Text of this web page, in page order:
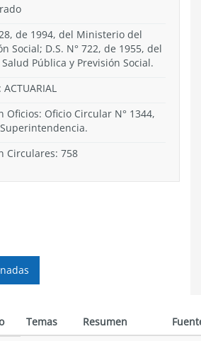
de 1994, del Ministerio del
Social; D.S. N° 722, de 1955, del
Pública y Previsión Social.
ACTUARIAL
Oficios: Oficio Circular N° 1344,
Circulares: 758
Temas Resumen